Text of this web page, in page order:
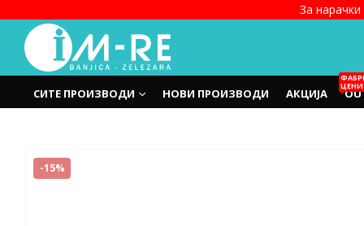
За
СИТЕ ПРОИЗВОДИ НОВИ ПРОИЗВОДИ АКЦИЈА
ЦЕНИ
-15%